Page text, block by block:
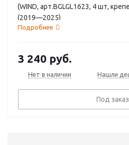
(WIND, арт.BGLGL1623, 4 шт,
(2019—2025)
Подробнее
3 240 руб.
Нет в наличии Нашли
Под заказ